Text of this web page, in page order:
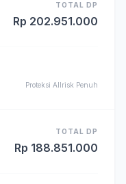
TOTAL DP
Rp 202.951.000
Proteksi Allrisk Penuh
TOTAL DP
Rp 188.851.000